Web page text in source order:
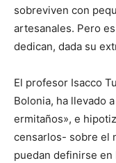
sobreviven con
artesanales. Pero
dedican, dada su
El profesor Isacco
Bolonia, ha llevado
ermitaños», e
censarlos- sobre el
puedan definirse